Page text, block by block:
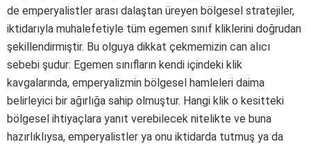
de emperyalistler arası dalaştan üreyen bölgesel stratejiler,
iktidarıyla muhalefetiyle tüm egemen sınıf kliklerini doğrudan
şekillendirmiştir. Bu olguya dikkat çekmemizin can alıcı
sebebi şudur: Egemen sınıfların kendi içindeki klik
kavgalarında, emperyalizmin bölgesel hamleleri daima
belirleyici bir ağırlığa sahip olmuştur. Hangi klik o kesitteki
bölgesel ihtiyaçlara yanıt verebilecek nitelikte ve buna
hazırlıklıysa, emperyalistler ya onu iktidarda tutmuş ya da